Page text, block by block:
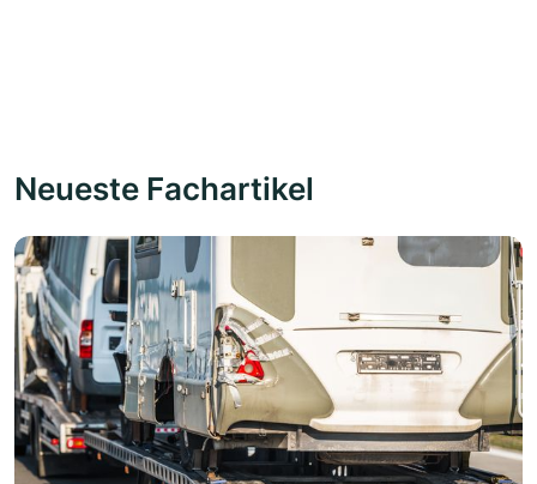
Neueste Fachartikel